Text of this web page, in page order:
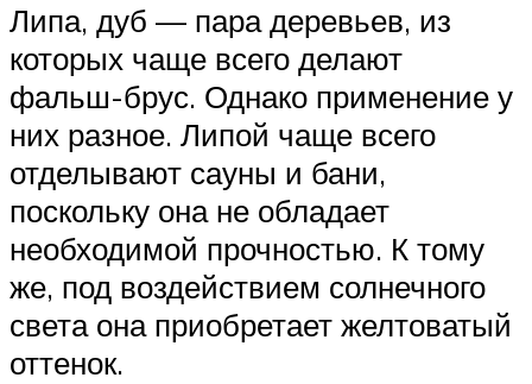
Липа, дуб — пара деревьев, из
которых чаще всего делают
фальш-брус. Однако применение у
них разное. Липой чаще всего
отделывают сауны и бани,
поскольку она не обладает
необходимой прочностью. К тому
же, под воздействием солнечного
света она приобретает желтоватый
оттенок.